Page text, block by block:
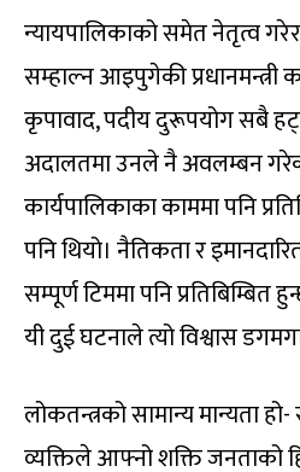
न्यायपालिकाको समेत नेतृत्व
सम्हाल्न आइपुगेकी प्रधानमन्त्री
कृपावाद, पदीय दुरूपयोग सबै
अदालतमा उनले नै अवलम्बन
कार्यपालिकाका काममा पनि
पनि थियो। नैतिकता र
सम्पूर्ण टिममा पनि प्रतिबिम्बित
यी दुई घटनाले त्यो विश्वास
लोकतन्त्रको सामान्य मान्यता
व्यक्तिले आफ्नो शक्ति जनताको